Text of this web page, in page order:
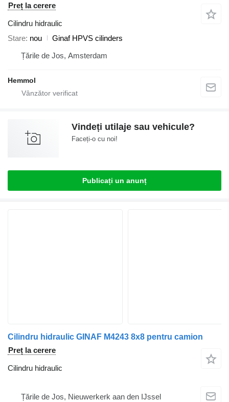
Preț la cerere
Cilindru hidraulic
Stare nou
Ginaf HPVS cilinders
Țările de Jos, Amsterdam
Hemmol
Vindeți utilaje sau vehicule?
Faceți-o cu noi!
Publicați un anunț
Cilindru hidraulic GINAF M4243 8x8 pentru camion
Preț la cerere
Cilindru hidraulic
Țările de Jos, Nieuwerkerk aan den IJssel